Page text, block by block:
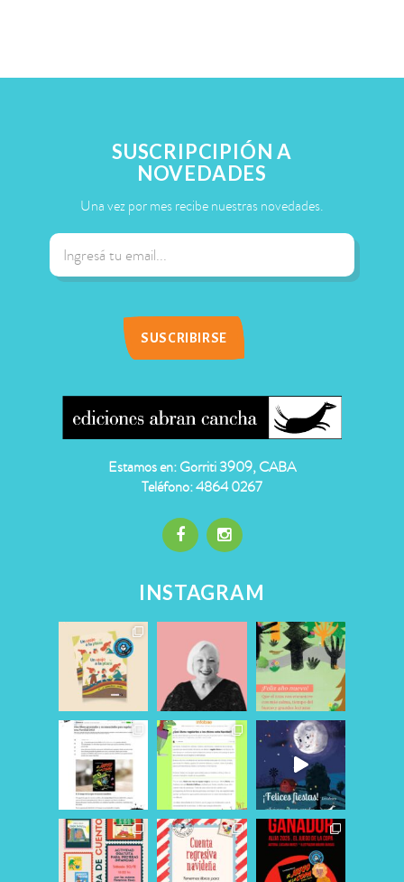
SUSCRIPCIPIÓN A
NOVEDADES
Una vez por mes recibe nuestras novedades.
Estamos en: Gorriti 3909, CABA
Teléfono: 4864 0267
INSTAGRAM